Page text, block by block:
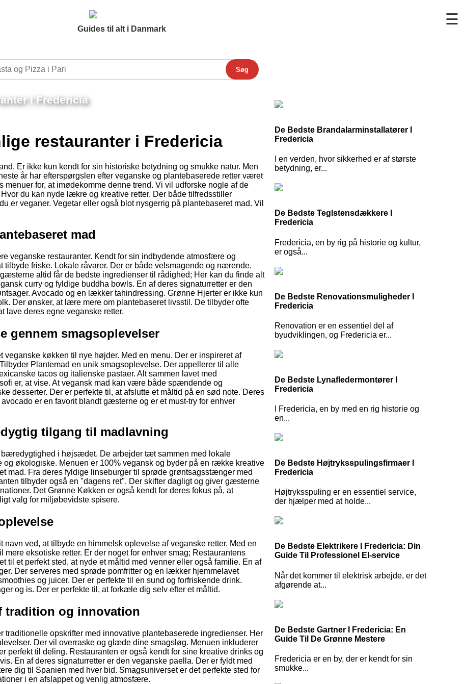
Guides til alt i Danmark
☰
Søg
I Fredericia
restauranter i Fredericia
Er ikke kun kendt for sin historiske betydning og smukke natur. Men
år har efterspørgslen efter veganske og plantebaserede retter været
menuer for, at imødekomme denne trend. Vi vil udforske nogle af de
du kan nyde lækre og kreative retter. Der både tilfredsstiller
er veganer. Vegetar eller også blot nysgerrig på plantebaseret mad. Vil
mad
veganske restauranter. Kendt for sin indbydende atmosfære og
tilbyde friske. Lokale råvarer. Der er både velsmagende og nærende.
altid får de bedste ingredienser til rådighed; Her kan du finde alt
curry og fyldige buddha bowls. En af deres signaturretter er den
Avocado og en lækker tahindressing. Grønne Hjerter er ikke kun
Der ønsker, at lære mere om plantebaseret livsstil. De tilbyder ofte
deres egne veganske retter.
gennem smagsoplevelser
veganske køkken til nye højder. Med en menu. Der er inspireret af
Plantemad en unik smagsoplevelse. Der appellerer til alle
tacos og italienske pastaer. Alt sammen lavet med
er, at vise. At vegansk mad kan være både spændende og
desserter. Der er perfekte til, at afslutte et måltid på en sød note. Deres
er en favorit blandt gæsterne og er et must-try for enhver
tilgang til madlavning
i højsædet. De arbejder tæt sammen med lokale
og økologiske. Menuen er 100% vegansk og byder på en række kreative
mad. Fra deres fyldige linseburger til sprøde grøntsagsstænger med
tilbyder også en "dagens ret". Der skifter dagligt og giver gæsterne
Det Grønne Køkken er også kendt for deres fokus på, at
valg for miljøbevidste spisere.
ved, at tilbyde en himmelsk oplevelse af veganske retter. Med en
eksotiske retter. Er der noget for enhver smag; Restaurantens
til et perfekt sted, at nyde et måltid med venner eller også familie. En af
Der serveres med sprøde pomfritter og en lækker hjemmelavet
og juicer. Der er perfekte til en sund og forfriskende drink.
og is. Der er perfekte til, at forkæle dig selv efter et måltid.
tradition og innovation
traditionelle opskrifter med innovative plantebaserede ingredienser. Her
Der vil overraske og glæde dine smagsløg. Menuen inkluderer
perfekt til deling. Restauranten er også kendt for sine kreative drinks og
En af deres signaturretter er den veganske paella. Der er fyldt med
dig til Spanien med hver bid. Smagsuniverset er det perfekte sted for
i en afslappet og venlig atmosfære.
De Bedste Brandalarminstallatører I
Fredericia
I en verden, hvor sikkerhed er af største
betydning, er...
De Bedste Teglstensdækkere I
Fredericia
Fredericia, en by rig på historie og kultur,
er også...
De Bedste Renovationsmuligheder I
Fredericia
Renovation er en essentiel del af
byudviklingen, og Fredericia er...
De Bedste Lynafledermontører I
Fredericia
I Fredericia, en by med en rig historie og
en...
De Bedste Højtryksspulingsfirmaer I
Fredericia
Højtryksspuling er en essentiel service,
der hjælper med at holde...
De Bedste Elektrikere I Fredericia: Din
Guide Til Professionel El-service
Når det kommer til elektrisk arbejde, er det
afgørende at...
De Bedste Gartner I Fredericia: En
Guide Til De Grønne Mestere
Fredericia er en by, der er kendt for sin
smukke...